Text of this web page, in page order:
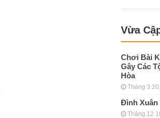
Vừa
Chơi Bài
Gây Các
Hòa
Tháng 3
Đình Xuân
Tháng 12